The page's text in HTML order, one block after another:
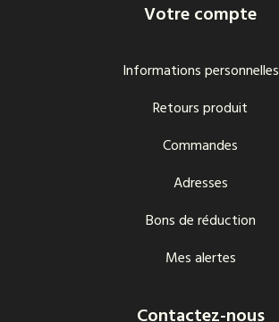
Votre compte
Informations personnelles
Retours produit
Commandes
Adresses
Bons de réduction
Mes alertes